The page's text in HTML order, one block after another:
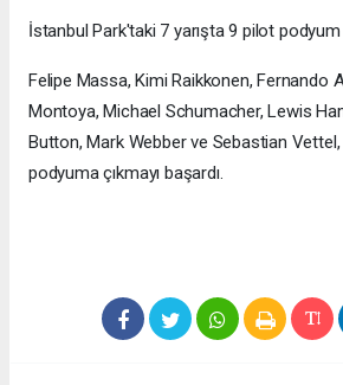
İstanbul Park'taki 7 yarışta 9 pilot podyum
Felipe Massa, Kimi Raikkonen, Fernando
Montoya, Michael Schumacher, Lewis
Button, Mark Webber ve Sebastian
podyuma çıkmayı başardı.